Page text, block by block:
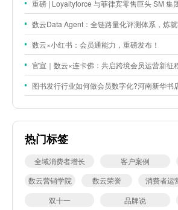
重磅 | Loyaltyforce 与菲律宾零售巨头 SM 集团达成战略合作，携手开启
数云Data Agent：全链路量化评测体系，炼
数云×小红书：会员通能力，重磅发布！
官宣｜数云×连卡佛：共启跨境会员运营新征程，
图书发行行业如何做会员数字化?河南新华书
热门标签
全域消费者增长 客户案例
数云营销学院
数云荣誉 消费者运
双十一
品牌说